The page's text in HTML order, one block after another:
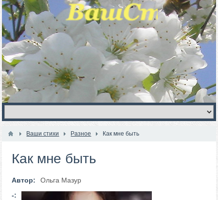
Ваши стихи Разное Как мне быть
Как мне быть
Автор:
Ольга Мазур
-: